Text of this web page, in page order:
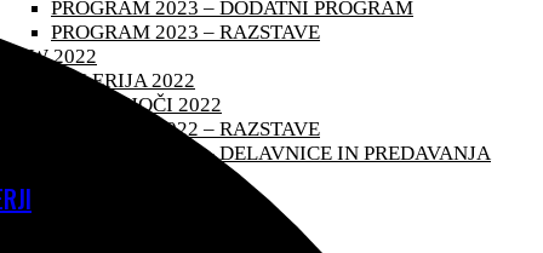
PROGRAM 2023 – DODATNI PROGRAM
PROGRAM 2023 – RAZSTAVE
SIJW 2022
GALERIJA 2022
SODELUJOČI 2022
PROGRAM 2022 – RAZSTAVE
PROGRAM 2022 – DELAVNICE IN PREDAVANJA